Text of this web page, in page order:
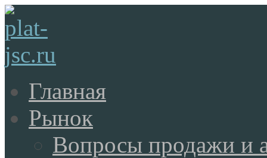
Главная
Рынок
Вопросы продажи и